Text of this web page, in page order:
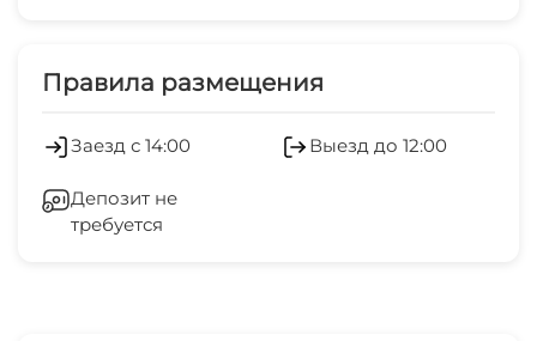
Правила размещения
Заезд с 14:00 Выезд до 12:00
Депозит не
требуется